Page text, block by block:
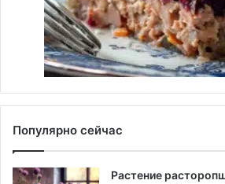
Популярно сейчас
Растение